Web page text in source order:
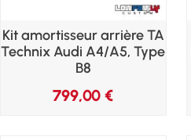
Kit amortisseur arrière TA
Technix Audi A4/A5, Type
B8
799,00€